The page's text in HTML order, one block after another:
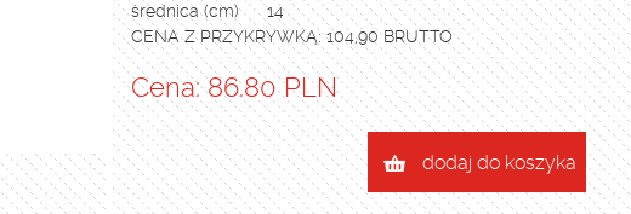
średnica (cm)
14
CENA Z PRZYKRYWKĄ: 104,90 BRUTTO
Cena: 86.80 PLN
dodaj do koszyka